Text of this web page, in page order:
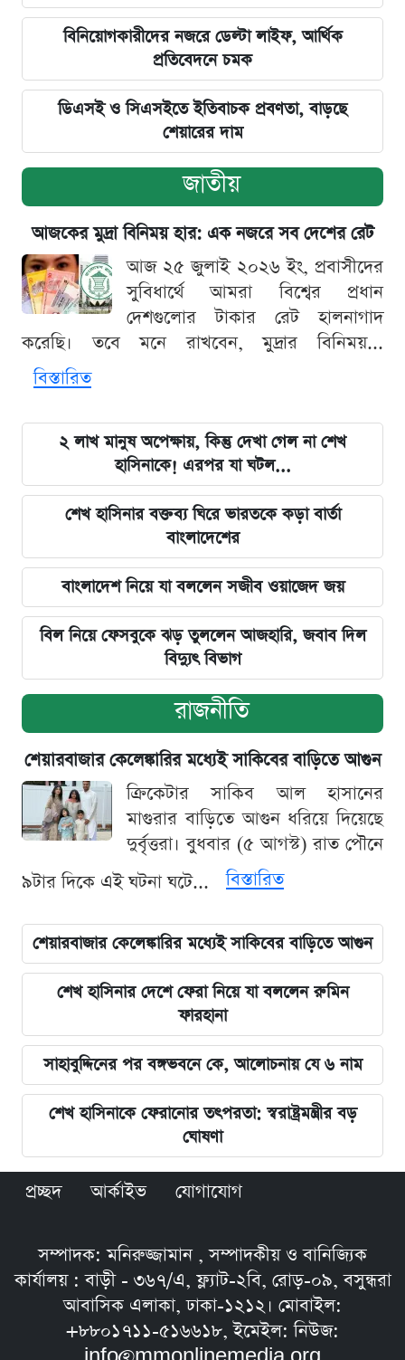
বিনিয়োগকারীদের নজরে ডেল্টা লাইফ, আর্থিক
প্রতিবেদনে চমক
ডিএসই ও সিএসইতে ইতিবাচক প্রবণতা, বাড়ছে
শেয়ারের দাম
জাতীয়
আজকের মুদ্রা বিনিময় হার: এক নজরে সব দেশের রেট
আজ ২৫ জুলাই ২০২৬ ইং, প্রবাসীদের
সুবিধার্থে আমরা বিশ্বের প্রধান
দেশগুলোর টাকার রেট হালনাগাদ
করেছি। তবে মনে রাখবেন, মুদ্রার বিনিময়...
বিস্তারিত
২ লাখ মানুষ অপেক্ষায়, কিন্তু দেখা গেল না শেখ
হাসিনাকে! এরপর যা ঘটল...
শেখ হাসিনার বক্তব্য ঘিরে ভারতকে কড়া বার্তা
বাংলাদেশের
বাংলাদেশ নিয়ে যা বললেন সজীব ওয়াজেদ জয়
বিল নিয়ে ফেসবুকে ঝড় তুললেন আজহারি, জবাব দিল
বিদ্যুৎ বিভাগ
রাজনীতি
শেয়ারবাজার কেলেঙ্কারির মধ্যেই সাকিবের বাড়িতে আগুন
ক্রিকেটার সাকিব আল হাসানের
মাগুরার বাড়িতে আগুন ধরিয়ে দিয়েছে
দুর্বৃত্তরা। বুধবার (৫ আগস্ট) রাত পৌনে
৯টার দিকে এই ঘটনা ঘটে...
বিস্তারিত
শেয়ারবাজার কেলেঙ্কারির মধ্যেই সাকিবের বাড়িতে আগুন
শেখ হাসিনার দেশে ফেরা নিয়ে যা বললেন রুমিন
ফারহানা
সাহাবুদ্দিনের পর বঙ্গভবনে কে, আলোচনায় যে ৬ নাম
শেখ হাসিনাকে ফেরানোর তৎপরতা: স্বরাষ্ট্রমন্ত্রীর বড়
ঘোষণা
প্রচ্ছদ আর্কাইভ যোগাযোগ
সম্পাদক: মনিরুজ্জামান , সম্পাদকীয় ও বানিজ্যিক
কার্যালয় : বাড়ী - ৩৬৭/এ, ফ্ল্যাট-২বি, রোড়-০৯, বসুন্ধরা
আবাসিক এলাকা, ঢাকা-১২১২। মোবাইল:
+৮৮০১৭১১-৫১৬৬১৮, ইমেইল: নিউজ: